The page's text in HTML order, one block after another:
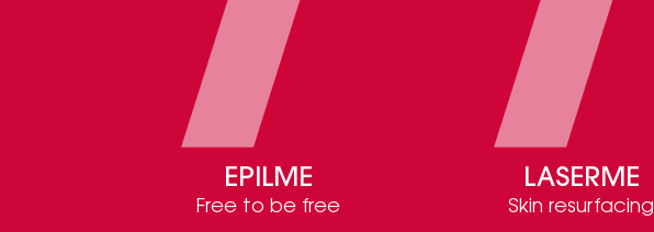
EPILME
Free to be free
LASERME
Skin resurfacing